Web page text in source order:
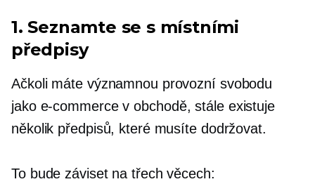
1. Seznamte se s místními
předpisy
Ačkoli máte významnou provozní svobodu
jako e-commercev obchodě, stále existuje
několik předpisů, které musíte dodržovat.
To bude záviset na třech věcech: